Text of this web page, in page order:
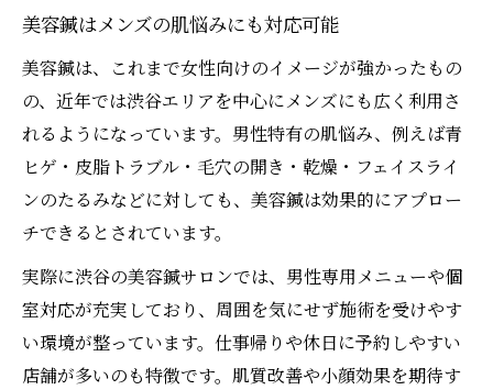
美容鍼はメンズの肌悩みにも対応可能
美容鍼は、これまで女性向けのイメージが強かったもの
の、近年では渋谷エリアを中心にメンズにも広く利用さ
れるようになっています。男性特有の肌悩み、例えば青
ヒゲ・皮脂トラブル・毛穴の開き・乾燥・フェイスライ
ンのたるみなどに対しても、美容鍼は効果的にアプロー
チできるとされています。
実際に渋谷の美容鍼サロンでは、男性専用メニューや個
室対応が充実しており、周囲を気にせず施術を受けやす
い環境が整っています。仕事帰りや休日に予約しやすい
店舗が多いのも特徴です。肌質改善や小顔効果を期待す